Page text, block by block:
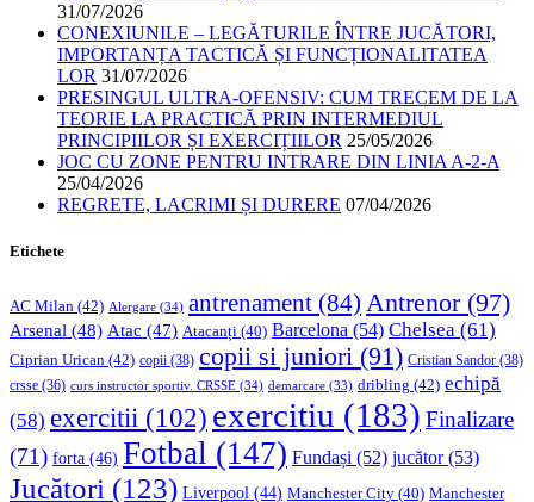
31/07/2026
CONEXIUNILE – LEGĂTURILE ÎNTRE JUCĂTORI,
IMPORTANȚA TACTICĂ ȘI FUNCȚIONALITATEA
LOR 31/07/2026
PRESINGUL ULTRA-OFENSIV: CUM TRECEM DE LA
TEORIE LA PRACTICĂ PRIN INTERMEDIUL
PRINCIPIILOR ȘI EXERCIȚIILOR 25/05/2026
JOC CU ZONE PENTRU INTRARE DIN LINIA A-2-A
25/04/2026
REGRETE, LACRIMI ȘI DURERE 07/04/2026
Etichete
AC Milan (42) Alergare (34) antrenament (84) Antrenor(97)
Arsenal (48) Atac (47) Atacanți (40) Barcelona (54) Chelsea (61)
Ciprian Urican (42) copii (38) copii si juniori (91) Cristian Sandor (38)
crsse (36) curs instructor sportiv. CRSSE (34) demarcare (33) dribling (42) echipă
(58) exercitii (102) exercitiu (183) Finalizare
(71) forta (46) Fotbal (147) Fundași (52) jucător(53)
Jucători (123) Liverpool (44) Manchester City (40) Manchester